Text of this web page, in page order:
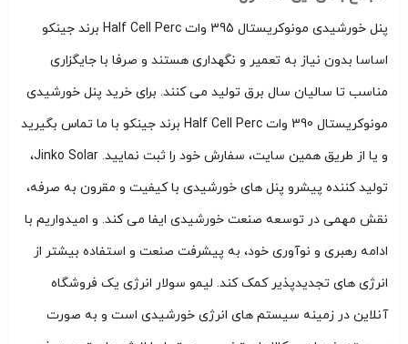
پنل خورشیدی مونوکریستال 395 وات Half Cell Perc برند جینکو
اساسا بدون نیاز به تعمیر و نگهداری هستند و صرفا با جایگزاری
مناسب تا سالیان سال برق تولید می کنند. برای خرید پنل خورشیدی
مونوکریستال 390 وات Half Cell Perc برند جینکو با ما تماس بگیرید
و یا از طریق همین سایت، سفارش خود را ثبت نمایید. Jinko Solar،
تولید کننده پیشرو پنل های خورشیدی با کیفیت و مقرون به صرفه،
نقش مهمی در توسعه صنعت خورشیدی ایفا می کند. و امیدواریم با
ادامه رهبری و نوآوری خود، به پیشرفت صنعت و استفاده بیشتر از
انرژی های تجدیدپذیر کمک کند. لیمو سولار انرژی یک فروشگاه
آنلاین در زمینه سیستم های انرژی خورشیدی است و به صورت